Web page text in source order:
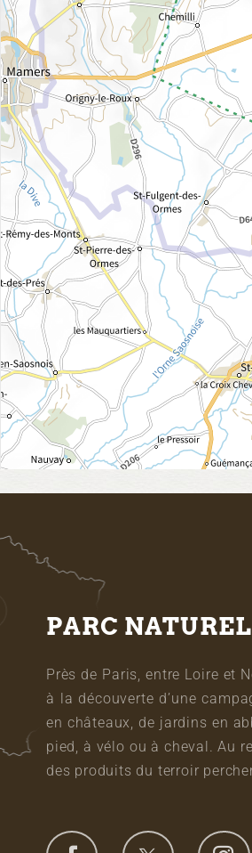
PARC
Près de Paris, entre Loire et
à la découverte d’une
en châteaux, de jardins en
pied, à vélo ou à cheval. Au
des produits du terroir